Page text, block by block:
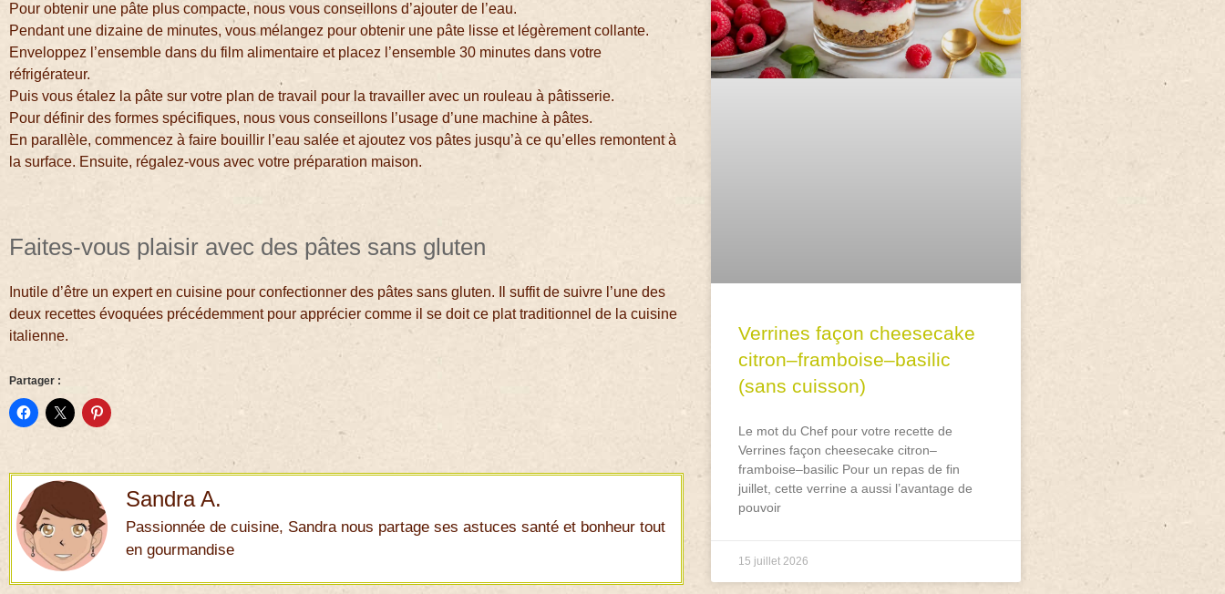
Pour obtenir une pâte plus compacte, nous vous conseillons d’ajouter de l’eau.
Pendant une dizaine de minutes, vous mélangez pour obtenir une pâte lisse et légèrement collante.
Enveloppez l’ensemble dans du film alimentaire et placez l’ensemble 30 minutes dans votre
réfrigérateur.
Puis vous étalez la pâte sur votre plan de travail pour la travailler avec un rouleau à pâtisserie.
Pour définir des formes spécifiques, nous vous conseillons l’usage d’une machine à pâtes.
En parallèle, commencez à faire bouillir l’eau salée et ajoutez vos pâtes jusqu’à ce qu’elles remontent à
la surface. Ensuite, régalez-vous avec votre préparation maison.
Faites-vous plaisir avec des pâtes sans gluten
Inutile d’être un expert en cuisine pour confectionner des pâtes sans gluten. Il suffit de suivre l’une des
deux recettes évoquées précédemment pour apprécier comme il se doit ce plat traditionnel de la cuisine
italienne.
Partager :
Sandra A.
Passionnée de cuisine, Sandra nous partage ses astuces santé et bonheur tout
en gourmandise
Verrines façon cheesecake
citron–framboise–basilic
(sans cuisson)
Le mot du Chef pour votre recette de
Verrines façon cheesecake citron–
framboise–basilic Pour un repas de fin
juillet, cette verrine a aussi l’avantage de
pouvoir
15 juillet 2026